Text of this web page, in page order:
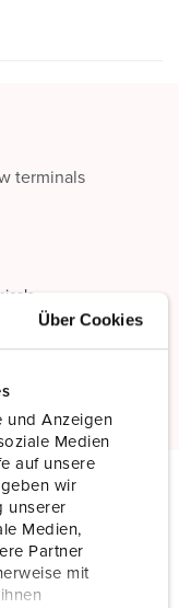
Über Cookies
und Anzeigen
Medien
auf unsere
wir
unserer
Medien,
Partner
mit
terminals
resistance